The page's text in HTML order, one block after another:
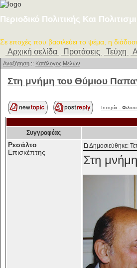
Περιοδικό Πολιτικής Και
Σε εποχές που βασιλεύει το ψέμα, η
Αρχική σελίδα Προτάσεις Τεύχη
Αναζήτηση :: Κατάλογος Μελών
Στη μνήμη του Θύμιου
Ιστορία -
Συγγραφέας
Ρεσάλτο
Επισκέπτης
Δημοσιεύθηκε:
Στη